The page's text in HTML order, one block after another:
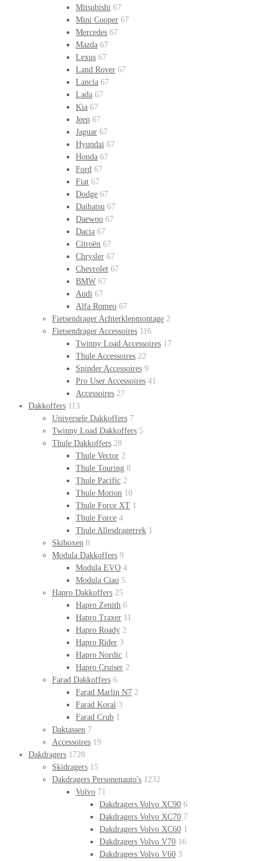
Mitsubishi 67
Mini Cooper 67
Mercedes 67
Mazda 67
Lexus 67
Land Rover 67
Lancia 67
Lada 67
Kia 67
Jeep 67
Jaguar 67
Hyundai 67
Honda 67
Ford 67
Fiat 67
Dodge 67
Daihatsu 67
Daewoo 67
Dacia 67
Citroën 67
Chrysler 67
Chevrolet 67
BMW 67
Audi 67
Alfa Romeo 67
Fietsendrager Achterklepmontage 2
Fietsendrager Accessoires 116
Twinny Load Accessoires 17
Thule Accessoires 22
Spinder Accessoires 9
Pro User Accessoires 41
Accessoires 27
Dakkoffers 113
Universele Dakkoffers 7
Twinny Load Dakkoffers 5
Thule Dakkoffers 28
Thule Vector 2
Thule Touring 8
Thule Pacific 2
Thule Motion 10
Thule Force XT 1
Thule Force 4
Thule Allesdragerrek 1
Skiboxen 8
Modula Dakkoffers 9
Modula EVO 4
Modula Ciao 5
Hapro Dakkoffers 25
Hapro Zenith 6
Hapro Traxer 11
Hapro Roady 2
Hapro Rider 3
Hapro Nordic 1
Hapro Cruiser 2
Farad Dakkoffers 6
Farad Marlin N7 2
Farad Koral 3
Farad Crub 1
Daktassen 7
Accessoires 19
Dakdragers 1728
Skidragers 15
Dakdragers Personenauto's 1232
Volvo 71
Dakdragers Volvo XC90 6
Dakdragers Volvo XC70 7
Dakdragers Volvo XC60 1
Dakdragers Volvo V70 16
Dakdragers Volvo V60 3